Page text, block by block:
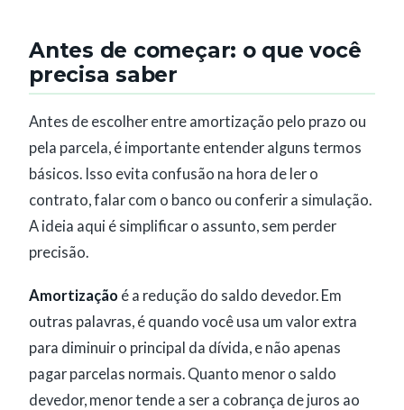
Antes de começar: o que você
precisa saber
Antes de escolher entre amortização pelo prazo ou
pela parcela, é importante entender alguns termos
básicos. Isso evita confusão na hora de ler o
contrato, falar com o banco ou conferir a simulação.
A ideia aqui é simplificar o assunto, sem perder
precisão.
Amortização é a redução do saldo devedor. Em
outras palavras, é quando você usa um valor extra
para diminuir o principal da dívida, e não apenas
pagar parcelas normais. Quanto menor o saldo
devedor, menor tende a ser a cobrança de juros ao